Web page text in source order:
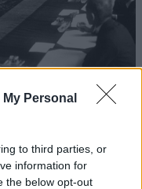
Personal
to third parties, or
information for
the below opt-out
και των